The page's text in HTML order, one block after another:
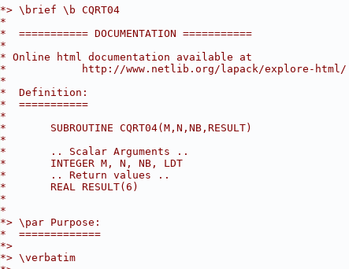
*> \brief \b CQRT04
*
*  =========== DOCUMENTATION ===========
*
* Online html documentation available at
*            http://www.netlib.org/lapack/explore-html/
*
*  Definition:
*  ===========
*
*       SUBROUTINE CQRT04(M,N,NB,RESULT)
*
*       .. Scalar Arguments ..
*       INTEGER M, N, NB, LDT
*       .. Return values ..
*       REAL RESULT(6)
*
*
*> \par Purpose:
*  =============
*>
*> \verbatim